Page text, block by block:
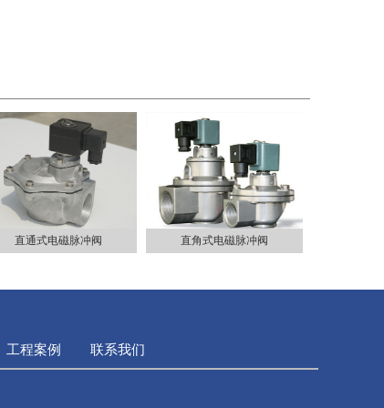
直通式电磁脉冲阀 直角式电磁脉冲阀
工程案例 联系我们